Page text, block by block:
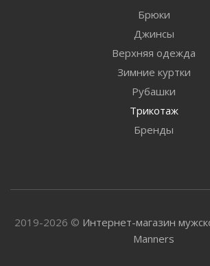
Брюки
Джинсы
Верхняя одежда
Зимние куртки
Рубашки
Трикотаж
Бренды
2019-2026 © Интернет-магазин
Manners